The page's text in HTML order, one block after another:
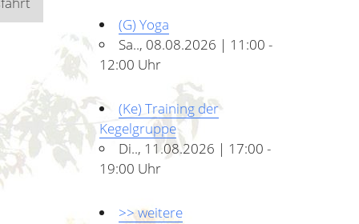
(G) Yoga
Sa.., 08.08.2026 | 11:00 -
12:00 Uhr
(Ke) Training der
Kegelgruppe
Di.., 11.08.2026 | 17:00 -
19:00 Uhr
>> weitere